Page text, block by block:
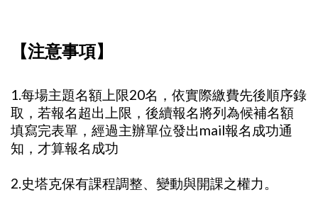
【注意事項】
1.每場主題名額上限20名，依實際繳費先後順序錄
取，若報名超出上限，後續報名將列為候補名額
填寫完表單，經過主辦單位發出mail報名成功通
知，才算報名成功
2.史塔克保有課程調整、變動與開課之權力。